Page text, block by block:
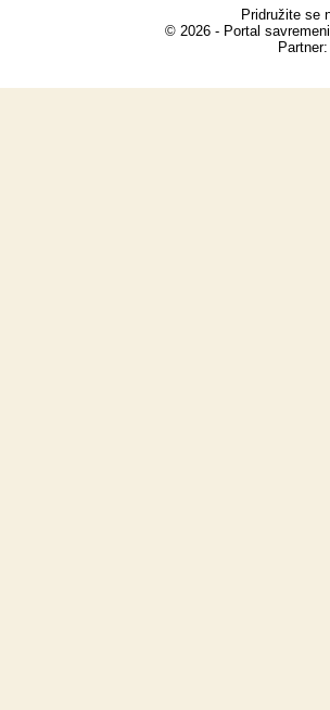
Pridružite se
© 2026 - Portal